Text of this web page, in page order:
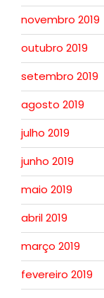
novembro 2019
outubro 2019
setembro 2019
agosto 2019
julho 2019
junho 2019
maio 2019
abril 2019
março 2019
fevereiro 2019